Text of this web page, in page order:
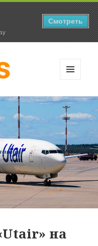
ВИДЖЕТЫ
на
Смотреть